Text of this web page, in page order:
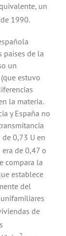
un
1990.
países de la
un
estuvo
la materia.
y España no
0,73 U en
de 0,47 o
compara la
establece
del
de